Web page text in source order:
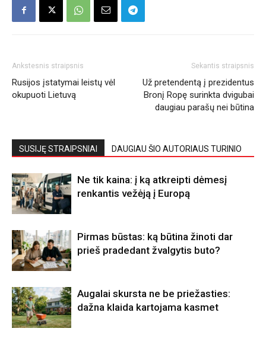
Ankstesnis straipsnis
Rusijos įstatymai leistų vėl
okupuoti Lietuvą
Sekantis straipsnis
Už pretendentą į prezidentus
Bronį Ropę surinkta dvigubai
daugiau parašų nei būtina
SUSIJĘ STRAIPSNIAI DAUGIAU ŠIO AUTORIAUS TURINIO
Ne tik kaina: į ką atkreipti dėmesį
renkantis vežėją į Europą
Pirmas būstas: ką būtina žinoti dar
prieš pradedant žvalgytis buto?
Augalai skursta ne be priežasties:
dažna klaida kartojama kasmet